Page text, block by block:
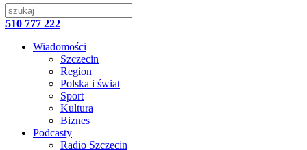
510 777 222
Wiadomości
Szczecin
Region
Polska i świat
Sport
Kultura
Biznes
Podcasty
Radio Szczecin